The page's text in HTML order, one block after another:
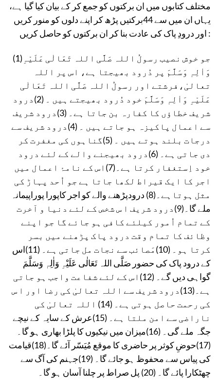
مختلف کتابوں میں ان برکتوں کو جمع کر کے بیان کیا گیا ہے،
یہاں ان میں سے 44برکتیں پڑھ کر اپنے دلوں کو منور کریں
اور درودِ پاک کی عادت بنا کر ان برکتوں کو حاصل کریں :
(1)جو خوش نصیب رسولُ اللہ صَلَّی اللہ تَعَالٰی عَلَیْہِ
وَاٰلِہٖ وَسَلَّمَ پر دُرود بھیجتا ہے، اس پر اللہ
تعالیٰ،فرشتے اور رسولُ اللہ صَلَّی اللہ تَعَالٰی
عَلَیْہِ وَاٰلِہٖ وَسَلَّمَ خود دُرود بھیجتے ہیں ۔ (2)درود
شریف خطاؤں کا کفارہ بن جاتا ہے۔ (3)درود شریف
سے اعمال پاکیزہ ہو جاتے ہیں ۔ (4)درود شریف سے
درجات بلند ہوتے ہیں ۔ (5)گناہوں کی مغفرت کر
دی جاتی ہے۔ (6)درود بھیجنے والے کے لئے درود
خود اِستغفار کرتا ہے۔(7)اس کے نامۂ اعمال میں
اجر کا ایک قیراط لکھا جاتا ہے جو اُحد پہاڑ کی
مثل ہوتاہے۔(8) درودپڑھنے والے کو اجر کاپورا پوراپیمانہ
ملے گا۔(9)درود شریف ا س شخص کے لئے دنیا و آخرت
کے تمام اُمور کیلئے کافی ہو جائے گا جو اپنے
وظائف کا تمام وقت درود پاک پڑھنے میں بسر
کرتا ہو۔ (10)مَصائب سے نجات مل جاتی ہے۔ (11)اس
کے درود پاک کی حضور صَلَّی اللہ تَعَالٰی عَلَیْہِ وَاٰلِہٖ وَسَلَّمَ
گواہی دیں گے۔ (12)اس کے لئے شفاعت واجب ہو جاتی
ہے۔(13)درود شریف سے اللہ تعالیٰ کی رضا اور ا س
کی رحمت حاصل ہوتی ہے۔ (14) اللہ تعالیٰ کی
ناراضی سے امن ملتا ہے۔ (15)عرش کے سایہ کے نیچے
جگہ ملے گی۔ (16)میزان میں نیکیوں کا پلڑا بھاری ہو گا۔
(17)حوضِ کوثر پر حاضری کا موقع مُیَسّر آئے گا۔(18)قیامت
کی پیاس سے محفوظ ہو جائے گا۔ (19)جہنم کی آگ سے
چھٹکارا پائے گا۔ (20) پل صراط پر چلنا آسان ہو گا۔